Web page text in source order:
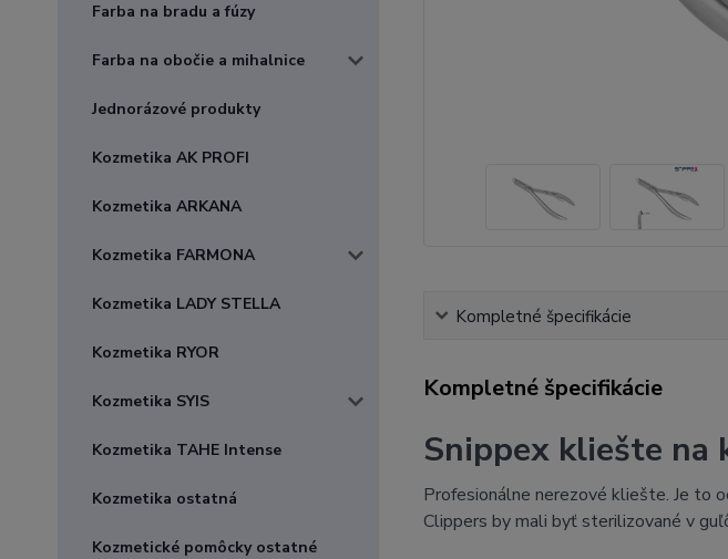
Farba na bradu a fúzy
Farba na obočie a mihalnice
Jednorázové produkty
Kozmetika AK PROFI
Kozmetika ARKANA
Kozmetika FARMONA
Kozmetika LADY STELLA
Kozmetika RYOR
Kozmetika SYIS
Kozmetika TAHE Intense
Kozmetika ostatná
Kozmetické pomôcky ostatné
Kompletné špecifikácie
Kompletné špecifikácie
Snippex kliešte na
Profesionálne nerezové kliešte. Je to
Clippers by mali byť sterilizované v